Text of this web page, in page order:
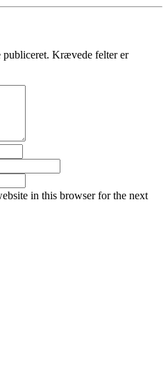
Krævede felter er
in this browser for the next